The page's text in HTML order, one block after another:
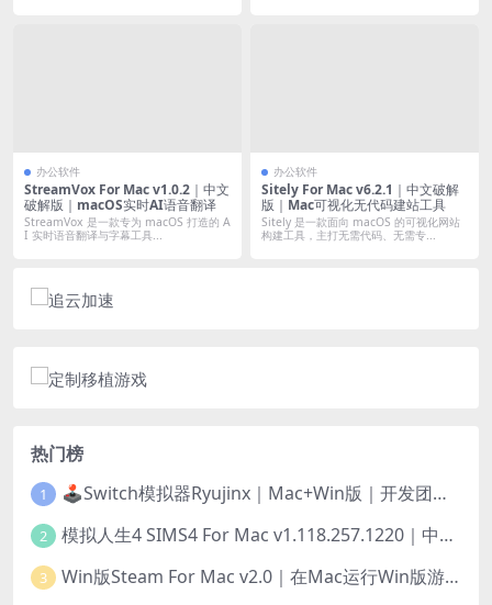
办公软件
StreamVox For Mac v1.0.2｜中文
破解版｜macOS实时AI语音翻译
StreamVox 是一款专为 macOS 打造的 A
I 实时语音翻译与字幕工具...
办公软件
Sitely For Mac v6.2.1｜中文破解
版｜Mac可视化无代码建站工具
Sitely 是一款面向 macOS 的可视化网站
构建工具，主打无需代码、无需专...
热门榜
1 🕹️Switch模拟器Ryujinx｜Mac+Win版｜开发团队已解散此乃最后的绝唱版本
2 模拟人生4 SIMS4 For Mac v1.118.257.1220｜中文原生版｜无限金币｜全100DLC
3 Win版Steam For Mac v2.0｜在Mac运行Win版游戏！｜升级GPTK4.0支持！